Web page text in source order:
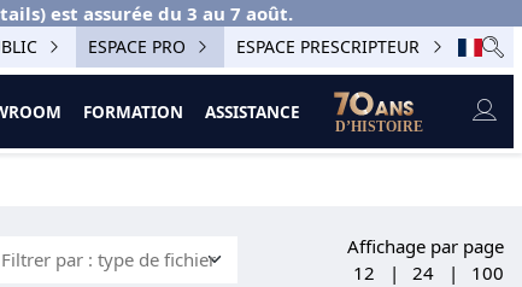
est assurée du 3 au 7 août.
ESPACE PRO ESPACE PRESCRIPTEUR
FORMATION ASSISTANCE
Affichage par page
12
| 24 | 100